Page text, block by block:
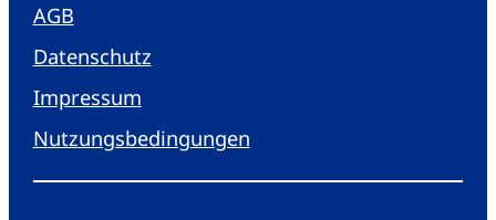
AGB
Datenschutz
Impressum
Nutzungsbedingungen